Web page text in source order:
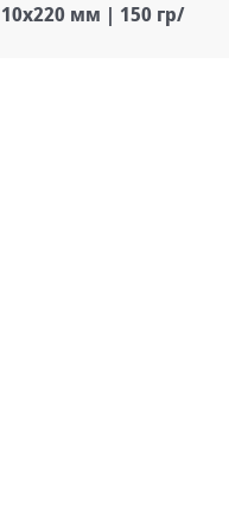
мм | 150 гр/